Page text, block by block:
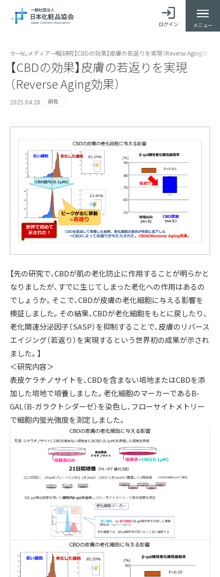
ログイン メニュー
ホーム メディア一覧研究【CBDの効果】皮膚の若返りを実現（Reverse Aging効果）
【CBDの効果】皮膚の若返りを実現
（Reverse Aging効果）
2025.04.28 研究
【先の研究で、CBDが肌の老化防止に作用することが明らかと
なりましたが、すでに生じてしまった老化への作用はあるの
でしょうか。そこで、CBDが皮膚の老化細胞に与える影響を
検証しました。その結果、CBDが老化細胞をもとに戻したり、
老化関連分泌因子（SASP）を抑制することで、皮膚のリバース
エイジング（若返り）を実現するという世界初の成果が示され
ました。】
＜研究内容＞
表皮ケラチノサイトを、CBDを含まない培地またはCBDを添
加した培地で培養しました。老化細胞のマーカーであるΒ-
GAL（Β-ガラクトシダーゼ）を染色し、フローサイトメトリー
で細胞内蛍光強度を測定しました。